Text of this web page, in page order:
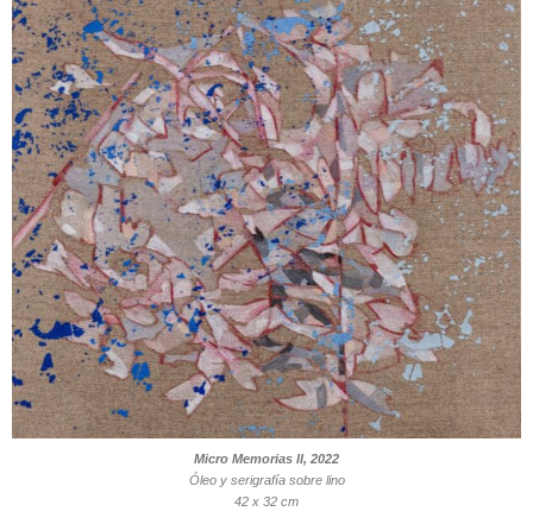
Micro Memorias II, 2022
Óleo y serigrafía sobre lino
42 x 32 cm